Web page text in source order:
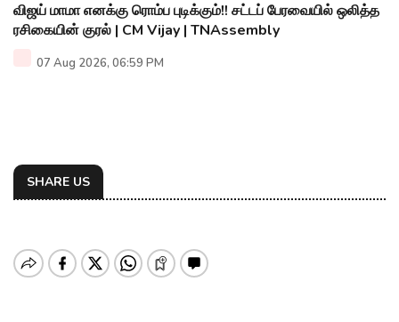
விஜய் மாமா எனக்கு ரொம்ப புடிக்கும்!! சட்டப் பேரவையில் ஒலித்த
ரசிகையின் குரல் | CM Vijay | TNAssembly
07 Aug 2026, 06:59 PM
SHARE US